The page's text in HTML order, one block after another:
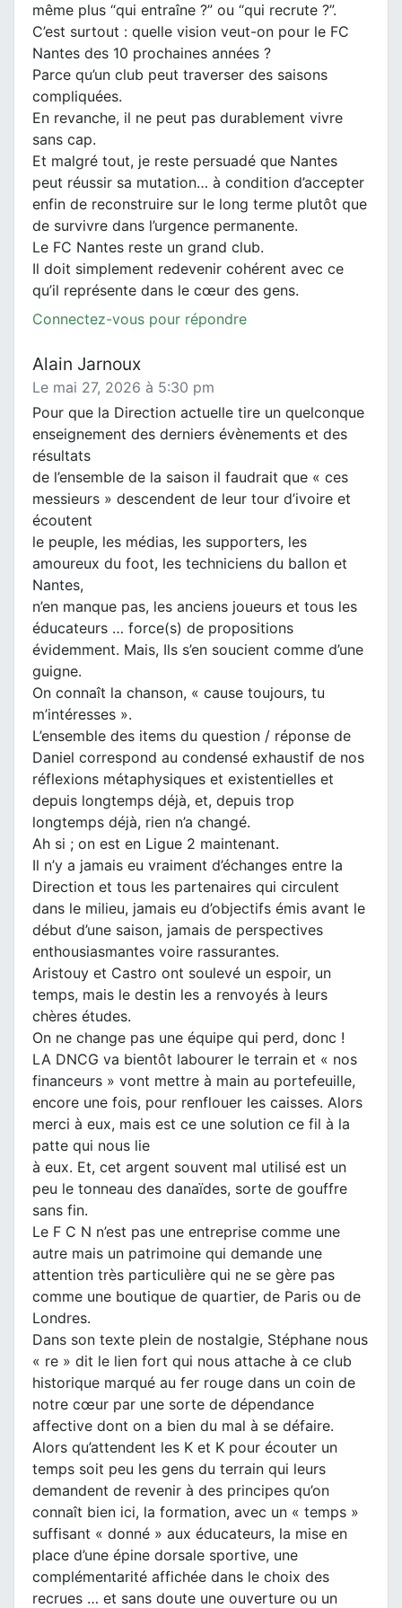
même plus “qui entraîne ?” ou “qui recrute ?”.
C’est surtout : quelle vision veut-on pour le FC
Nantes des 10 prochaines années ?
Parce qu’un club peut traverser des saisons
compliquées.
En revanche, il ne peut pas durablement vivre
sans cap.
Et malgré tout, je reste persuadé que Nantes
peut réussir sa mutation… à condition d’accepter
enfin de reconstruire sur le long terme plutôt que
de survivre dans l’urgence permanente.
Le FC Nantes reste un grand club.
Il doit simplement redevenir cohérent avec ce
qu’il représente dans le cœur des gens.
Connectez-vous pour répondre
Alain Jarnoux
Le mai 27, 2026 à 5:30 pm
Pour que la Direction actuelle tire un quelconque
enseignement des derniers évènements et des
résultats
de l’ensemble de la saison il faudrait que « ces
messieurs » descendent de leur tour d’ivoire et
écoutent
le peuple, les médias, les supporters, les
amoureux du foot, les techniciens du ballon et
Nantes,
n’en manque pas, les anciens joueurs et tous les
éducateurs … force(s) de propositions
évidemment. Mais, Ils s’en soucient comme d’une
guigne.
On connaît la chanson, « cause toujours, tu
m’intéresses ».
L’ensemble des items du question / réponse de
Daniel correspond au condensé exhaustif de nos
réflexions métaphysiques et existentielles et
depuis longtemps déjà, et, depuis trop
longtemps déjà, rien n’a changé.
Ah si ; on est en Ligue 2 maintenant.
Il n’y a jamais eu vraiment d’échanges entre la
Direction et tous les partenaires qui circulent
dans le milieu, jamais eu d’objectifs émis avant le
début d’une saison, jamais de perspectives
enthousiasmantes voire rassurantes.
Aristouy et Castro ont soulevé un espoir, un
temps, mais le destin les a renvoyés à leurs
chères études.
On ne change pas une équipe qui perd, donc !
LA DNCG va bientôt labourer le terrain et « nos
financeurs » vont mettre à main au portefeuille,
encore une fois, pour renflouer les caisses. Alors
merci à eux, mais est ce une solution ce fil à la
patte qui nous lie
à eux. Et, cet argent souvent mal utilisé est un
peu le tonneau des danaïdes, sorte de gouffre
sans fin.
Le F C N n’est pas une entreprise comme une
autre mais un patrimoine qui demande une
attention très particulière qui ne se gère pas
comme une boutique de quartier, de Paris ou de
Londres.
Dans son texte plein de nostalgie, Stéphane nous
« re » dit le lien fort qui nous attache à ce club
historique marqué au fer rouge dans un coin de
notre cœur par une sorte de dépendance
affective dont on a bien du mal à se défaire.
Alors qu’attendent les K et K pour écouter un
temps soit peu les gens du terrain qui leurs
demandent de revenir à des principes qu’on
connaît bien ici, la formation, avec un « temps »
suffisant « donné » aux éducateurs, la mise en
place d’une épine dorsale sportive, une
complémentarité affichée dans le choix des
recrues … et sans doute une ouverture ou un